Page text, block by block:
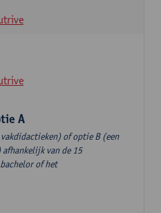
A
of optie B (een
van de 15
of het